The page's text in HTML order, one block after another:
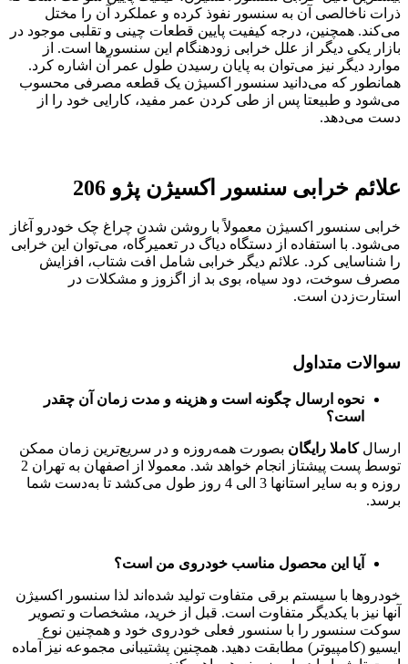
ذرات ناخالصی آن به سنسور نفوذ کرده و عملکرد آن را مختل
می‌کند. همچنین، درجه کیفیت پایین قطعات چینی و تقلبی موجود در
بازار یکی دیگر از علل خرابی زودهنگام این سنسورها است. از
موارد دیگر نیز می‌توان به پایان رسیدن طول عمر آن اشاره کرد.
همانطور که می‌دانید سنسور اکسیژن یک قطعه مصرفی محسوب
می‌شود و طبیعتا پس از طی کردن عمر مفید، کارایی خود را از
دست می‌دهد.
علائم خرابی سنسور اکسیژن پژو 206
خرابی سنسور اکسیژن معمولاً با روشن شدن چراغ چک خودرو آغاز
می‌شود. با استفاده از دستگاه دیاگ در تعمیرگاه، می‌توان این خرابی
را شناسایی کرد. علائم دیگر خرابی شامل افت شتاب، افزایش
مصرف سوخت، دود سیاه، بوی بد از اگزوز و مشکلات در
استارت‌زدن است.
سوالات متداول
نحوه ارسال چگونه است و هزینه و مدت زمان آن چقدر
است؟
ارسالکاملا رایگان بصورت همه‌روزه و در سریع‌ترین زمان ممکن
توسط پست پیشتاز انجام خواهد شد. معمولا از اصفهان به تهران 2
روزه و به سایر استانها 3 الی 4 روز طول می‌کشد تا به‌دست شما
برسد.
آیا این محصول مناسب خودروی من است؟
خودروها با سیستم برقی متفاوت تولید شده‌اند لذا سنسور اکسیژن
آنها نیز با یکدیگر متفاوت است. قبل از خرید، مشخصات و تصویر
سوکت سنسور را با سنسور فعلی خودروی خود و همچنین نوع
ایسیو (کامپیوتر) مطابقت دهید. همچنین پشتیبانی مجموعه نیز آماده